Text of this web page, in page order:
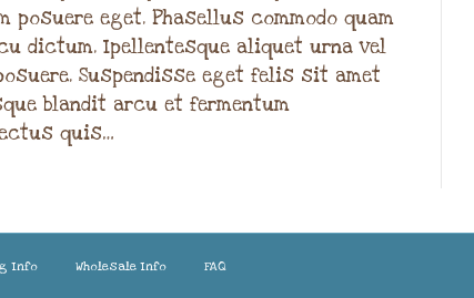
eget. Phasellus commodo quam
dictum. Ipellentesque aliquet urna vel
Suspendisse eget felis sit amet
blandit arcu et fermentum
quis…
Info Wholesale Info FAQ